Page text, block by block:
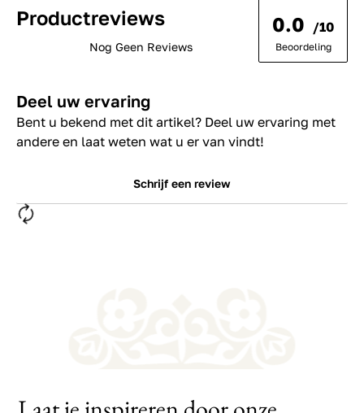
Productreviews
Nog Geen Reviews
0.0 /10
Beoordeling
Deel uw ervaring
Bent u bekend met dit artikel? Deel uw ervaring met
andere en laat weten wat u er van vindt!
Schrijf een review